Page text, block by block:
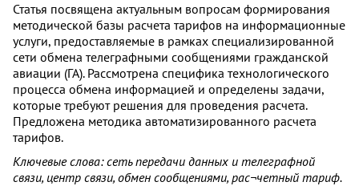
Статья посвящена актуальным вопросам формирования
методической базы расчета тарифов на информационные
услуги, предоставляемые в рамках специализированной
сети обмена телеграфными сообщениями гражданской
авиации (ГА). Рассмотрена специфика технологического
процесса обмена информацией и определены задачи,
которые требуют решения для проведения расчета.
Предложена методика автоматизированного расчета
тарифов.
Ключевые слова: сеть передачи данных и телеграфной
связи, центр связи, обмен сообщениями, рас¬четный тариф.